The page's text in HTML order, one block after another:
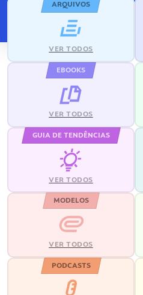
ARQUIVOS
VER TODOS
EBOOKS
VER TODOS
GUIA DE TENDÊNCIAS
VER TODOS
MODELOS
VER TODOS
PODCASTS